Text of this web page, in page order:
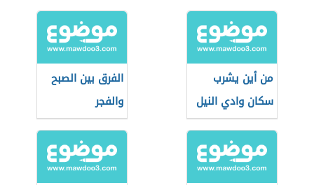
من أين يشرب
سكان وادي النيل
الفرق بين الصبح
والفجر